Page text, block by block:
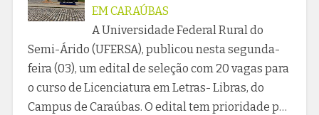
EM CARAÚBAS
A Universidade Federal Rural do
Semi-Árido (UFERSA), publicou nesta segunda-
feira (03), um edital de seleção com 20 vagas para
o curso de Licenciatura em Letras- Libras, do
Campus de Caraúbas. O edital tem prioridade p…